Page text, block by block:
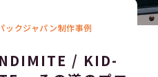
ックジャパン制作事例
/ KID-